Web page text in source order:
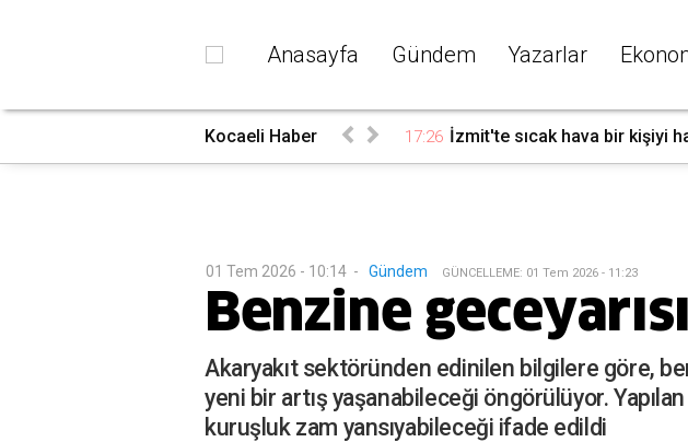
Anasayfa Gündem Yazarlar
Kocaeli Haber 17:26 İzmit'te sıcak hava bir kişiyi
01 Tem 2026 - 10:14 - Gündem GÜNCELLEME: 01 Tem 2026 - 11:23
Benzine
Akaryakıt sektöründen edinilen bilgilere göre,
yeni bir artış yaşanabileceği öngörülüyor.
kuruşluk zam yansıyabileceği ifade edildi